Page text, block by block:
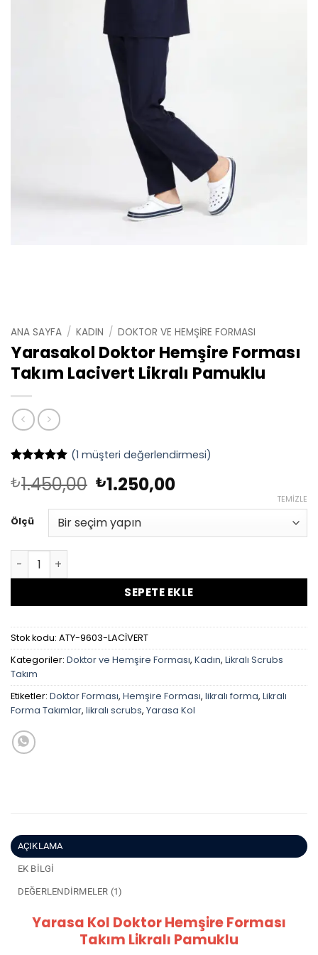
ANA SAYFA / KADIN / DOKTOR VE HEMŞIRE FORMASI
Yarasakol Doktor Hemşire Forması
Takım Lacivert Likralı Pamuklu
puanına
dayanarak
5puan aldı
(1 müşteri değerlendirmesi)
₺1.450,00 Orijinal
₺1.450,00.
₺1.250,00Şu
fiyat:
₺1.250,00.
Ölçü
TEMIZLE
Yarasakol Doktor Hemşire Forması Takım Lacivert
SEPETE EKLE
Stok kodu: ATY-9603-LACİVERT
Kategoriler: Doktor ve Hemşire Forması, Kadın, Likralı Scrubs
Takım
Etiketler: Doktor Forması, Hemşire Forması, likralı forma, Likralı
Forma Takımlar, likralı scrubs, Yarasa Kol
AÇIKLAMA
EK BILGI
DEĞERLENDIRMELER (1)
Yarasa Kol Doktor Hemşire Forması
Takım Likralı Pamuklu